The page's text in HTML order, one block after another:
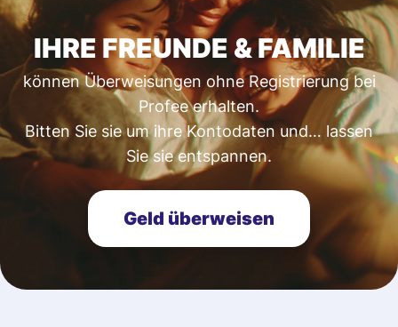
IHRE FREUNDE & FAMILIE
können Überweisungen ohne Registrierung bei
Profee erhalten.
Bitten Sie sie um ihre Kontodaten und… lassen
Sie sie entspannen.
Geld überweisen